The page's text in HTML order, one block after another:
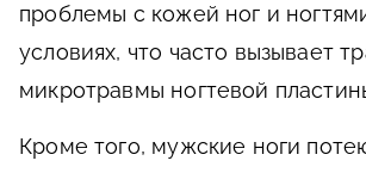
проблемы с кожей ног и
условиях, что часто вызывает
микротравмы ногтевой
Кроме того, мужские ноги